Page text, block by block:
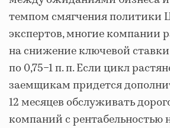
темпом смягчения политики
экспертов, многие компании
на снижение ключевой
по 0,75−1 п. п. Если цикл
заемщикам придется
12 месяцев обслуживать
компаний с рентабельностью